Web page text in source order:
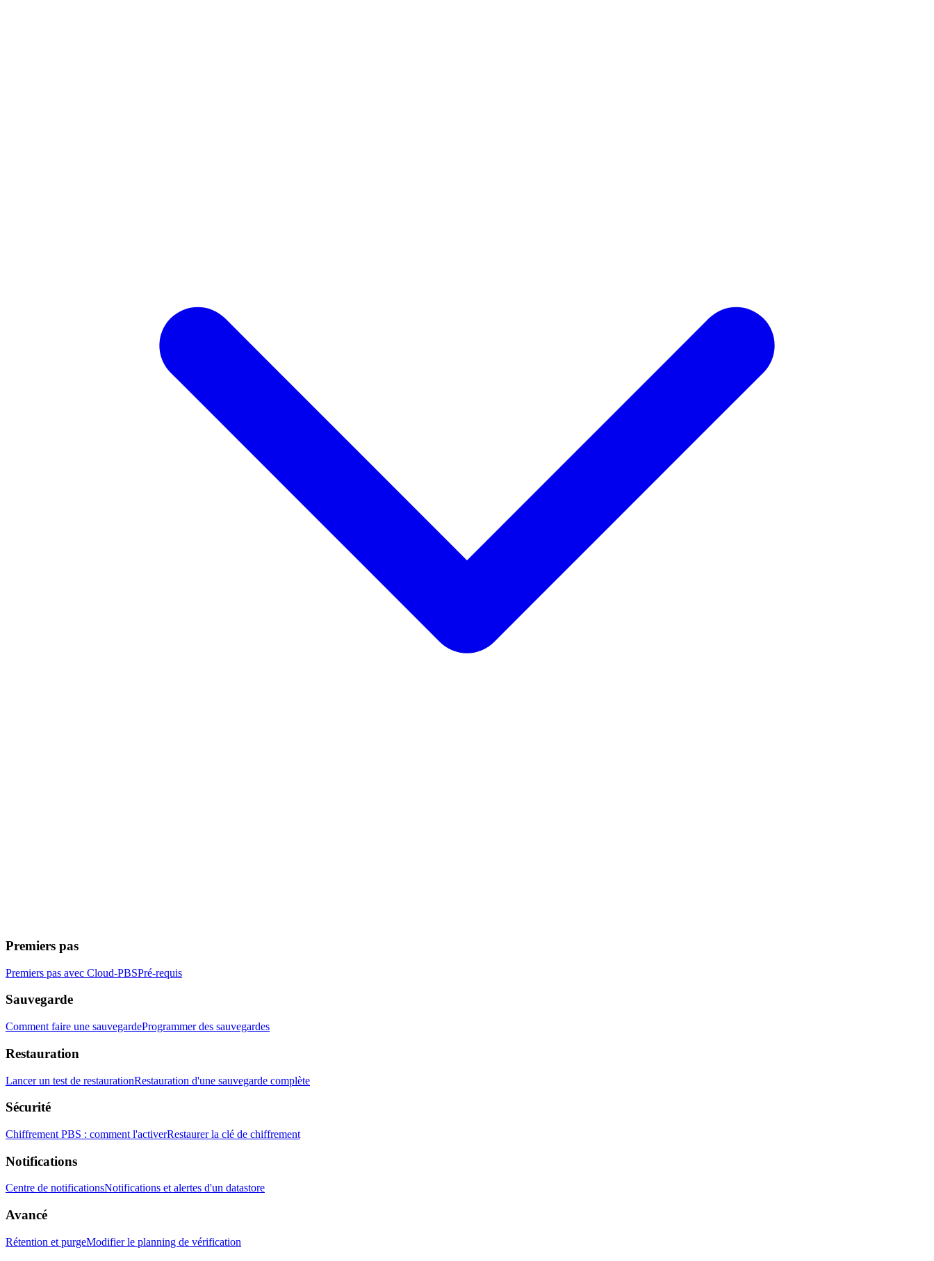
Premiers pas
Premiers pas avec Cloud-PBSPré-requis
Sauvegarde
Comment faire une sauvegardeProgrammer des sauvegardes
Restauration
Lancer un test de restaurationRestauration d'une sauvegarde complète
Sécurité
Chiffrement PBS : comment l'activerRestaurer la clé de chiffrement
Notifications
Centre de notificationsNotifications et alertes d'un datastore
Avancé
Rétention et purgeModifier le planning de vérification